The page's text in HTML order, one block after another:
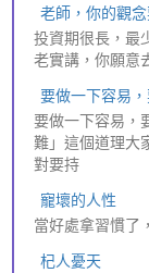
老師，你的觀
投資期很長，最
老實講，你願意
要做一下容易
要做一下容易，
難」這個道理大
對要持
寵壞的人性
當好處拿習慣了
杞人憂天